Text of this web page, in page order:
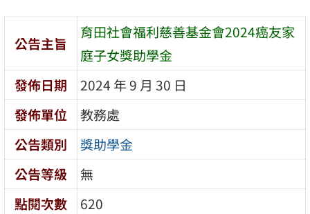
區
公告主旨
育田社會福利慈善基金會2024癌友家
庭子女獎助學金
發佈日期
2024 年 9 月 30 日
發佈單位
教務處
公告類別
獎助學金
公告等級
無
點閱次數
620